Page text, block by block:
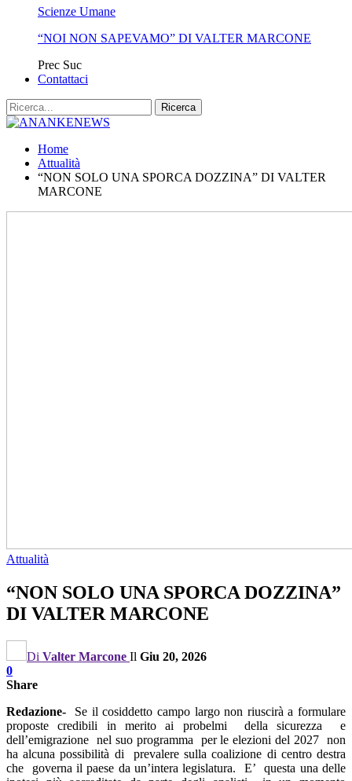
Scienze Umane
“NOI NON SAPEVAMO” DI VALTER MARCONE
Prec Suc
Contattaci
Home
Attualità
“NON SOLO UNA SPORCA DOZZINA” DI VALTER
MARCONE
Attualità
“NON SOLO UNA SPORCA DOZZINA”
DI VALTER MARCONE
Di Valter Marcone Il Giu 20, 2026
0
Share
Redazione- Se il cosiddetto campo largo non riuscirà a formulare
proposte credibili in merito ai probelmi della sicurezza e
dell’emigrazione nel suo programma per le elezioni del 2027 non
ha alcuna possibilità di prevalere sulla coalizione di centro destra
che governa il paese da un’intera legislatura. E’ questa una delle